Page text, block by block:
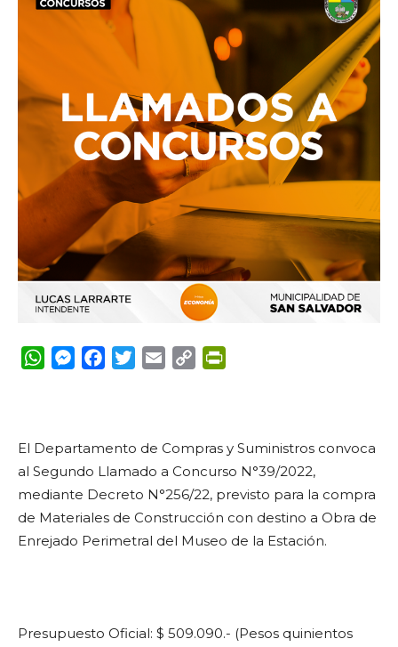
WhatsApp
Messenger
FacebookTwitterEmail Copy
El Departamento de Compras y Suministros convoca
al Segundo Llamado a Concurso N°39/2022,
mediante Decreto N°256/22, previsto para la compra
de Materiales de Construcción con destino a Obra de
Enrejado Perimetral del Museo de la Estación.
Presupuesto Oficial: $ 509.090.- (Pesos quinientos